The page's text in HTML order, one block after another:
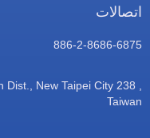
886-2-8686-
Dist., New Taipei City 238